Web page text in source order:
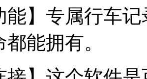
能】专属行车
能拥有。